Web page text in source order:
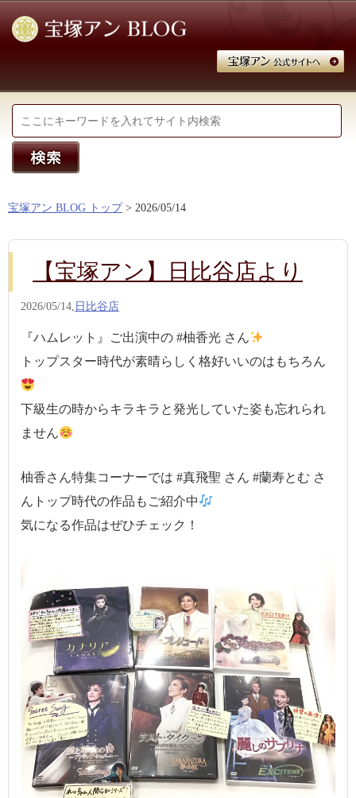
宝塚アン BLOG トップ > 2026/05/14
【宝塚アン】日比谷店より
2026/05/14, 日比谷店
『ハムレット』ご出演中の #柚香光 さん
トップスター時代が素晴らしく格好いいのはもちろん
下級生の時からキラキラと発光していた姿も忘れられ
ません
柚香さん特集コーナーでは #真飛聖 さん #蘭寿とむ さ
んトップ時代の作品もご紹介中
気になる作品はぜひチェック！